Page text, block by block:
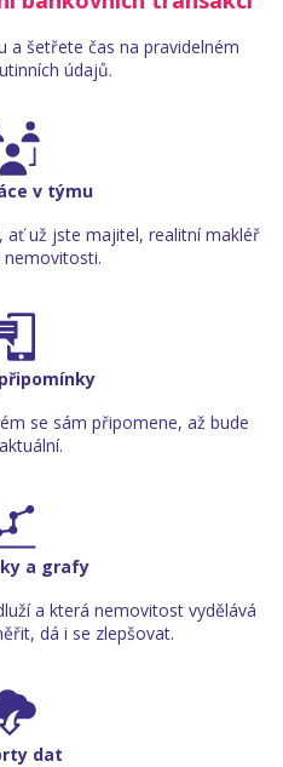
a šetřete čas na pravidelném
údajů.
v týmu
už jste majitel, realitní makléř
nemovitosti.
se sám připomene, až bude
a grafy
a která nemovitost vydělává
dá i se zlepšovat.
dat